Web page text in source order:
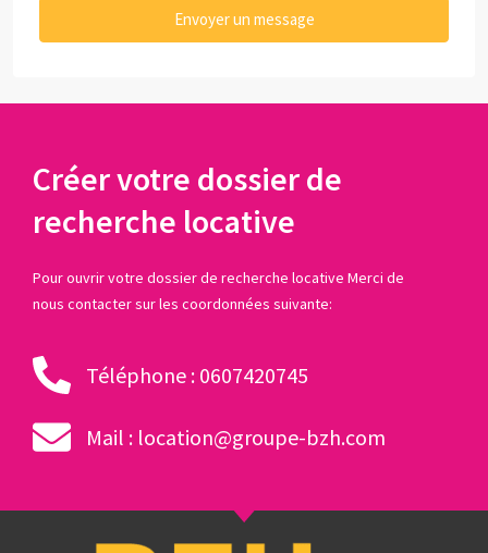
Envoyer un message
Créer votre dossier de
recherche locative
Pour ouvrir votre dossier de recherche locative Merci de
nous contacter sur les coordonnées suivante:
Téléphone : 0607420745
Mail : location@groupe-bzh.com